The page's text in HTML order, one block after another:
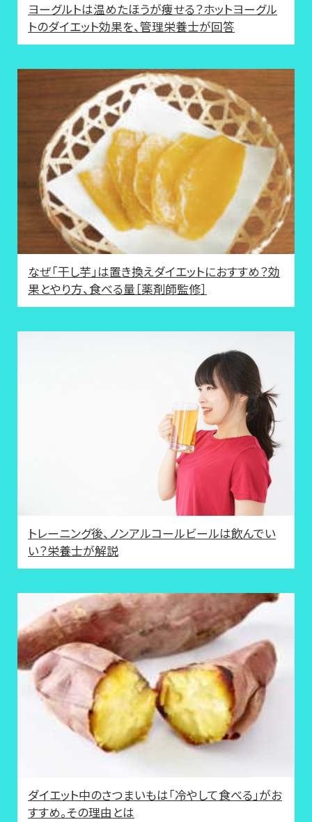
ヨーグルトは温めたほうが痩せる？ホットヨーグル
トのダイエット効果を、管理栄養士が回答
なぜ「干し芋」は置き換えダイエットにおすすめ？効
果とやり方、食べる量［薬剤師監修］
トレーニング後、ノンアルコールビールは飲んでい
い？栄養士が解説
ダイエット中のさつまいもは「冷やして食べる」がお
すすめ。その理由とは